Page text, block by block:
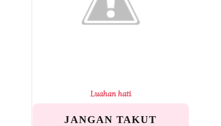
Luahan hati
JANGAN TAKUT